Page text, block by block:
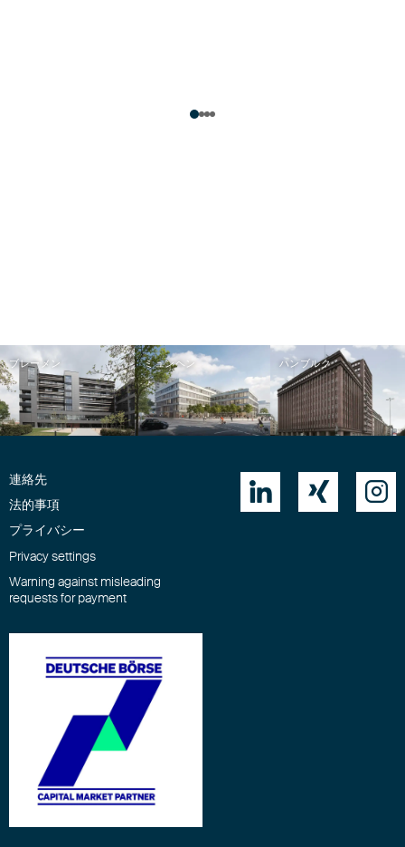
ブレーメン ミュンヘン ハンブルク
連絡先
法的事項
プライバシー
Privacy settings
Warning against misleading
requests for payment
  